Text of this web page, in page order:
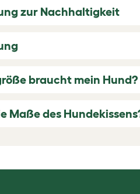
zur Nachhaltigkeit
braucht mein Hund?
Maße des